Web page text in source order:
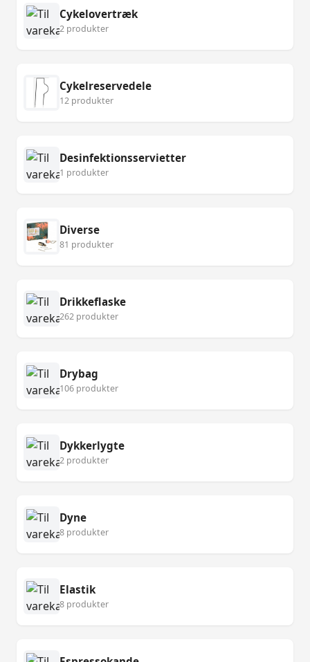
Cykelovertræk
2 produkter
Cykelreservedele
12 produkter
Desinfektionsservietter
1 produkter
Diverse
81 produkter
Drikkeflaske
262 produkter
Drybag
106 produkter
Dykkerlygte
2 produkter
Dyne
8 produkter
Elastik
8 produkter